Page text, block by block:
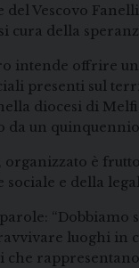
del Vescovo
cura della
intende offrire
presenti sul
diocesi di
da un
organizzato è
sociale e della
luoghi in